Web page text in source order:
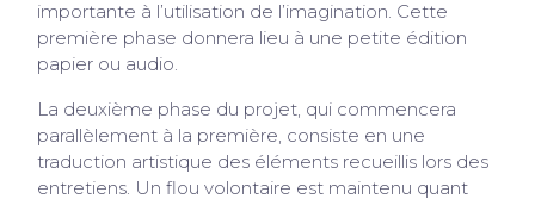
importante à l’utilisation de l’imagination. Cette
première phase donnera lieu à une petite édition
papier ou audio.
La deuxième phase du projet, qui commencera
parallèlement à la première, consiste en une
traduction artistique des éléments recueillis lors des
entretiens. Un flou volontaire est maintenu quant